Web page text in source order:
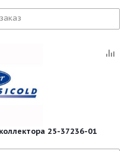
25-37236-01